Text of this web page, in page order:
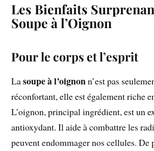
Les Bienfaits
Soupe à l’Oignon
Pour le corps et l’esprit
Lasoupe à l’oignonn’est pas
réconfortant, elle est également riche
L’oignon, principal ingrédient, est un
antioxydant. Il aide à combattre les
peuvent endommager nos cellules. De